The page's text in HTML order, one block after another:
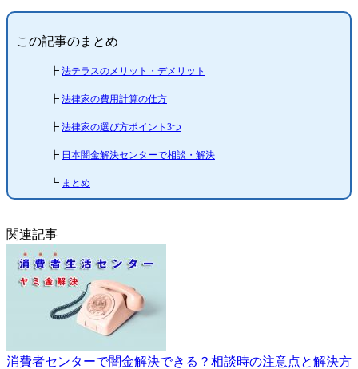
この記事のまとめ
┣ 法テラスのメリット・デメリット
┣ 法律家の費用計算の仕方
┣ 法律家の選び方ポイント3つ
┣ 日本闇金解決センターで相談・解決
┗ まとめ
関連記事
消費者センターで闇金解決できる？相談時の注意点と解決方